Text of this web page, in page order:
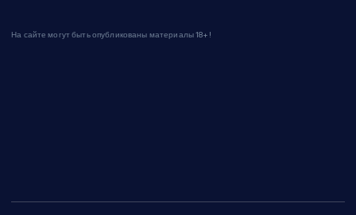
На сайте могут быть опубликованы материалы 18+!